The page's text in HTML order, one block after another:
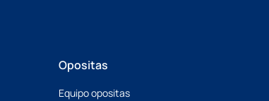
Opositas
Equipo opositas